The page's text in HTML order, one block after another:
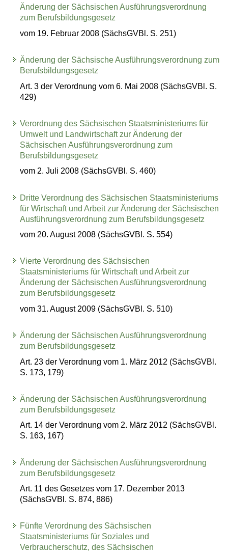
Änderung der Sächsischen Ausführungsverordnung
zum Berufsbildungsgesetz
vom 19. Februar 2008 (SächsGVBl. S. 251)
Änderung der Sächsische Ausführungsverordnung zum
Berufsbildungsgesetz
Art. 3 der Verordnung vom 6. Mai 2008 (SächsGVBl. S.
429)
Verordnung des Sächsischen Staatsministeriums für
Umwelt und Landwirtschaft zur Änderung der
Sächsischen Ausführungsverordnung zum
Berufsbildungsgesetz
vom 2. Juli 2008 (SächsGVBl. S. 460)
Dritte Verordnung des Sächsischen Staatsministeriums
für Wirtschaft und Arbeit zur Änderung der Sächsischen
Ausführungsverordnung zum Berufsbildungsgesetz
vom 20. August 2008 (SächsGVBl. S. 554)
Vierte Verordnung des Sächsischen
Staatsministeriums für Wirtschaft und Arbeit zur
Änderung der Sächsischen Ausführungsverordnung
zum Berufsbildungsgesetz
vom 31. August 2009 (SächsGVBl. S. 510)
Änderung der Sächsischen Ausführungsverordnung
zum Berufsbildungsgesetz
Art. 23 der Verordnung vom 1. März 2012 (SächsGVBl.
S. 173, 179)
Änderung der Sächsischen Ausführungsverordnung
zum Berufsbildungsgesetz
Art. 14 der Verordnung vom 2. März 2012 (SächsGVBl.
S. 163, 167)
Änderung der Sächsischen Ausführungsverordnung
zum Berufsbildungsgesetz
Art. 11 des Gesetzes vom 17. Dezember 2013
(SächsGVBl. S. 874, 886)
Fünfte Verordnung des Sächsischen
Staatsministeriums für Soziales und
Verbraucherschutz, des Sächsischen